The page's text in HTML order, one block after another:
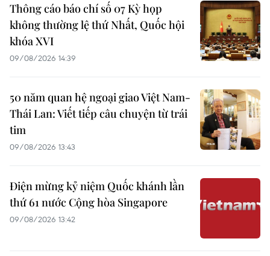
Thông cáo báo chí số 07 Kỳ họp
không thường lệ thứ Nhất, Quốc hội
khóa XVI
09/08/2026 14:39
50 năm quan hệ ngoại giao Việt Nam-
Thái Lan: Viết tiếp câu chuyện từ trái
tim
09/08/2026 13:43
Điện mừng kỷ niệm Quốc khánh lần
thứ 61 nước Cộng hòa Singapore
09/08/2026 13:42